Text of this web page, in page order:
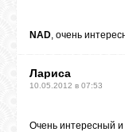
NAD, очень
Лариса
10.05.2012 в 07:53
Очень интересный